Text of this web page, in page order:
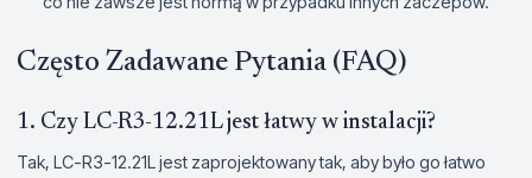
Często Zadawane Pytania (FAQ)
1. Czy LC-R3-12.21L jest łatwy w instalacji?
Tak, LC-R3-12.21L jest zaprojektowany tak, aby było go łatwo